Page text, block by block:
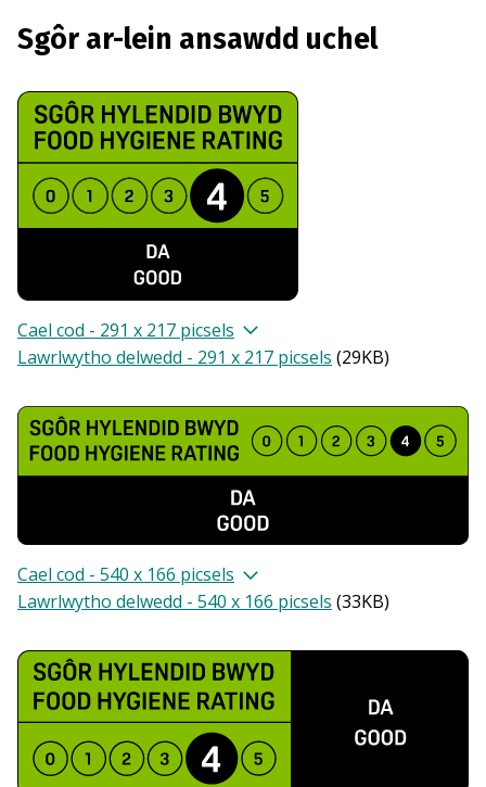
Sgôr ar-lein ansawdd uchel
Cael cod - 291 x 217 picsels
Lawrlwytho delwedd - 291 x 217 picsels (29KB)
Cael cod - 540 x 166 picsels
Lawrlwytho delwedd - 540 x 166 picsels (33KB)